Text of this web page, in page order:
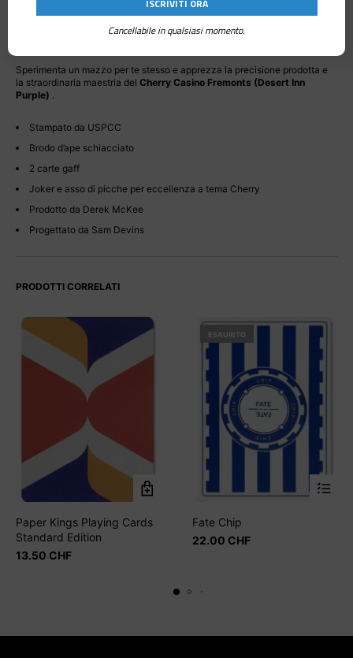
tutta la durata del loro utilizzo e quindi durano molto più a lungo dei
Sperimenta un mazzo per te stesso e apprezza la precisione prodotta e
la straordinaria maestria del Cherry Casino Fremonts (Desert Inn
Purple) .
Stampato da USPCC
Brodo d’ape schiacciato
2 carte gaff
Joker e asso di picche per eccellenza a tema Cherry
Prodotto da Derek McKee
Progettato da Sam Devins
PRODOTTI CORRELATI
Paper Kings Playing Cards
Standard Edition
13.50 CHF
ESAURITO
Fate Chip
22.00 CHF
Cancellabile in qualsiasi momento.